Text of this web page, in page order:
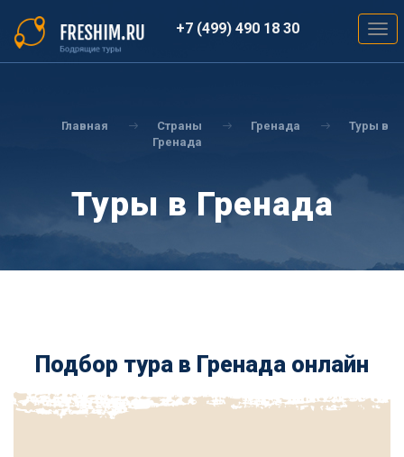
основному
содержанию
+7 (499) 490 18 30
Главная Страны Гренада
Туры в
Гренада
Туры в Гренада
Подбор тура в Гренада онлайн